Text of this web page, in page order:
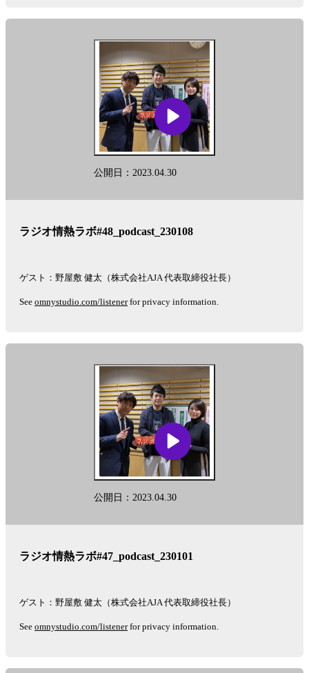
公開日：2023.04.30
ラジオ情熱ラボ#48_podcast_230108
ゲスト：野屋敷 健太（株式会社AJA 代表取締役社長）
See omnystudio.com/listenerfor privacy information.
公開日：2023.04.30
ラジオ情熱ラボ#47_podcast_230101
ゲスト：野屋敷 健太（株式会社AJA 代表取締役社長）
See omnystudio.com/listenerfor privacy information.